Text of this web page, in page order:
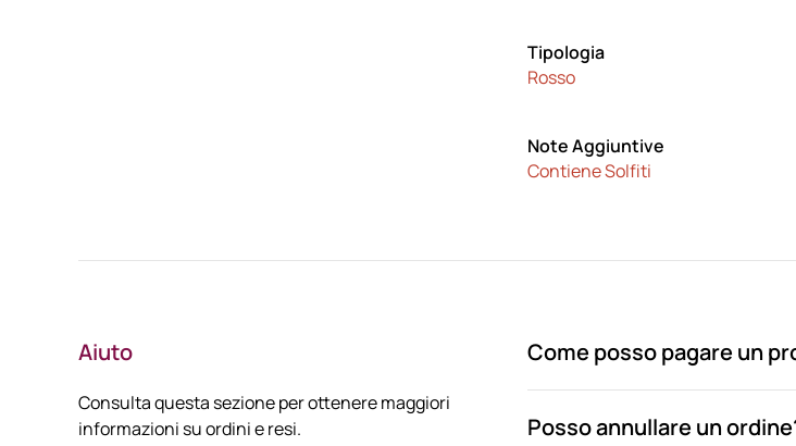
Tipologia
Rosso
Note Aggiuntive
Contiene Solfiti
Aiuto
Consulta questa sezione per ottenere maggiori
informazioni su ordini e resi.
Come posso pagare un
Posso annullare un